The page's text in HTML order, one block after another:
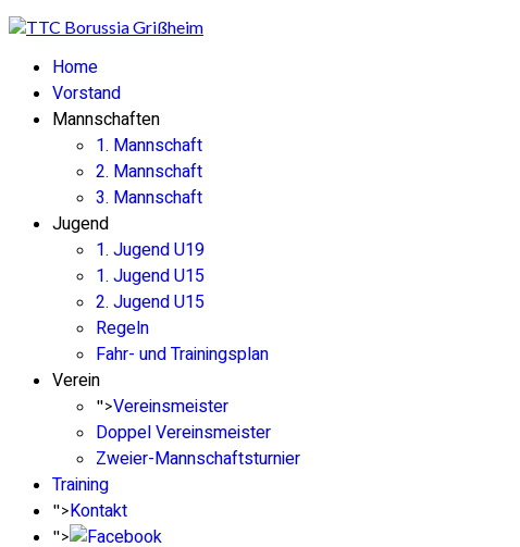
Home
Vorstand
Mannschaften
1. Mannschaft
2. Mannschaft
3. Mannschaft
Jugend
1. Jugend U19
1. Jugend U15
2. Jugend U15
Regeln
Fahr- und Trainingsplan
Verein
">Vereinsmeister
Doppel Vereinsmeister
Zweier-Mannschaftsturnier
Training
">Kontakt
">